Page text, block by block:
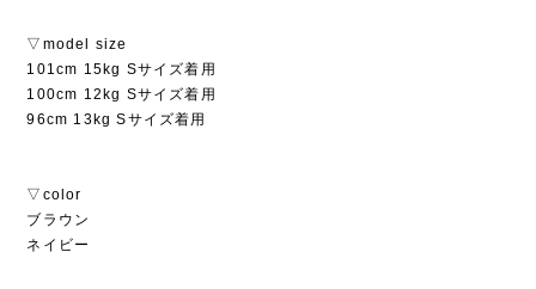
▽model size
101cm 15kg Sサイズ着用
100cm 12kg Sサイズ着用
96cm 13kg Sサイズ着用
▽color
ブラウン
ネイビー